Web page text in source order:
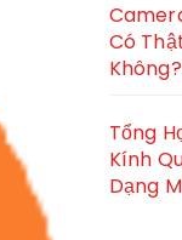
Có
Không?
Tổng
Kính
Dạng